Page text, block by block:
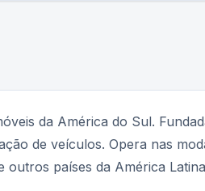
da América do Sul.
de veículos. Opera nas
outros países da América